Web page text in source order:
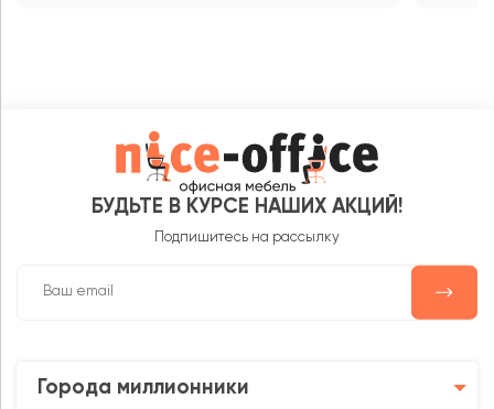
БУДЬТЕ В КУРСЕ НАШИХ АКЦИЙ!
Подпишитесь на рассылку
Города миллионники